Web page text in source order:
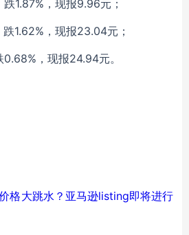
1.87%，现报9.96元；
1.62%，现报23.04元；
，现报24.94元。
格大跳水？亚马逊listing即将进行